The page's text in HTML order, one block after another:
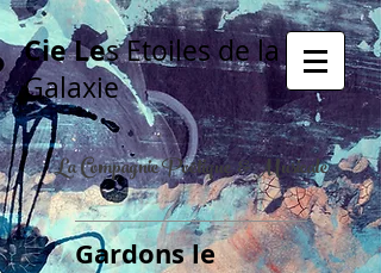
Cie Les Etoiles de la
Galaxie
La Compagnie Poétique & Musicale
Gardons le